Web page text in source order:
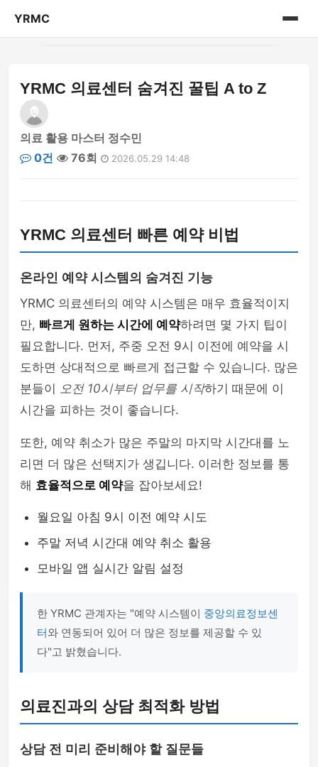
YRMC
의료 센터 정보
YRMC 의료센터 숨겨진 꿀팁 A to Z
의료 활용 마스터 정수민
0건
76회 2026.05.29 14:48
YRMC 의료센터 빠른 예약 비법
온라인 예약 시스템의 숨겨진 기능
YRMC 의료센터의 예약 시스템은 매우 효율적이지
만, 빠르게 원하는 시간에 예약하려면 몇 가지 팁이
필요합니다. 먼저, 주중 오전 9시 이전에 예약을 시
도하면 상대적으로 빠르게 접근할 수 있습니다. 많은
분들이 오전 10시부터 업무를 시작하기 때문에 이
시간을 피하는 것이 좋습니다.
또한, 예약 취소가 많은 주말의 마지막 시간대를 노
리면 더 많은 선택지가 생깁니다. 이러한 정보를 통
해 효율적으로 예약을 잡아보세요!
월요일 아침 9시 이전 예약 시도
주말 저녁 시간대 예약 취소 활용
모바일 앱 실시간 알림 설정
한 YRMC 관계자는 "예약 시스템이 중앙의료정보센
터와 연동되어 있어 더 많은 정보를 제공할 수 있
다"고 밝혔습니다.
의료진과의 상담 최적화 방법
상담 전 미리 준비해야 할 질문들